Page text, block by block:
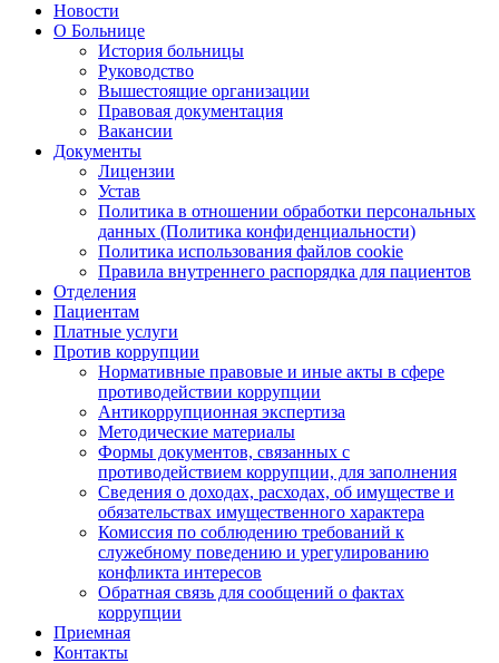
Новости
О Больнице
История больницы
Руководство
Вышестоящие организации
Правовая документация
Вакансии
Документы
Лицензии
Устав
Политика в отношении обработки персональных
данных (Политика конфиденциальности)
Политика использования файлов cookie
Правила внутреннего распорядка для пациентов
Отделения
Пациентам
Платные услуги
Против коррупции
Нормативные правовые и иные акты в сфере
противодействии коррупции
Антикоррупционная экспертиза
Методические материалы
Формы документов, связанных с
противодействием коррупции, для заполнения
Сведения о доходах, расходах, об имуществе и
обязательствах имущественного характера
Комиссия по соблюдению требований к
служебному поведению и урегулированию
конфликта интересов
Обратная связь для сообщений о фактах
коррупции
Приемная
Контакты